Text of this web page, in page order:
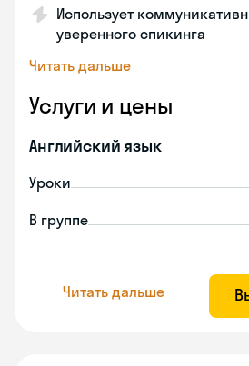
Использует
уверенного спикинга
Читать дальше
Услуги и цены
Английский язык
Уроки
В группе
Читать дальше